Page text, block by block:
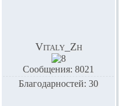
Vitaly_Zh
Сообщения: 8021
Благодарностей: 30